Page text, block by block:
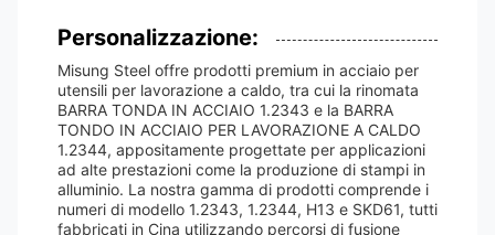
Personalizzazione:
Misung Steel offre prodotti premium in acciaio per
utensili per lavorazione a caldo, tra cui la rinomata
BARRA TONDA IN ACCIAIO 1.2343 e la BARRA
TONDO IN ACCIAIO PER LAVORAZIONE A CALDO
1.2344, appositamente progettate per applicazioni
ad alte prestazioni come la produzione di stampi in
alluminio. La nostra gamma di prodotti comprende i
numeri di modello 1.2343, 1.2344, H13 e SKD61, tutti
fabbricati in Cina utilizzando percorsi di fusione